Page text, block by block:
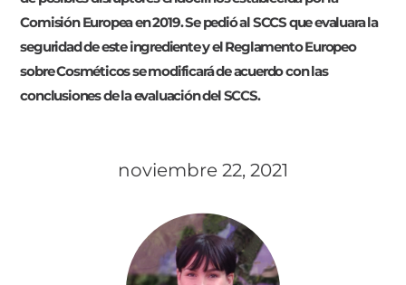
Comisión Europea en 2019. Se pedió al SCCS que evaluara la
seguridad de este ingrediente y el Reglamento Europeo
sobre Cosméticos se modificará de acuerdo con las
conclusiones de la evaluación del SCCS.
noviembre 22, 2021